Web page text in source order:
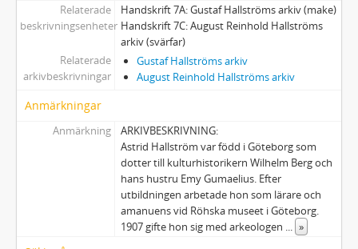
Relaterade
beskrivningsenheter
Handskrift 7A: Gustaf Hallströms arkiv (make)
Handskrift 7C: August Reinhold Hallströms
arkiv (svärfar)
Relaterade
arkivbeskrivningar
Gustaf Hallströms arkiv
August Reinhold Hallströms arkiv
Anmärkningar
Anmärkning
ARKIVBESKRIVNING:
Astrid Hallström var född i Göteborg som
dotter till kulturhistorikern Wilhelm Berg och
hans hustru Emy Gumaelius. Efter
utbildningen arbetade hon som lärare och
amanuens vid Röhska museet i Göteborg.
1907 gifte hon sig med arkeologen ... »